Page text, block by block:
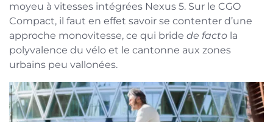
moyeu à vitesses intégrées Nexus 5. Sur le CGO
Compact, il faut en effet savoir se contenter d’une
approche monovitesse, ce qui bride de facto la
polyvalence du vélo et le cantonne aux zones
urbains peu vallonées.